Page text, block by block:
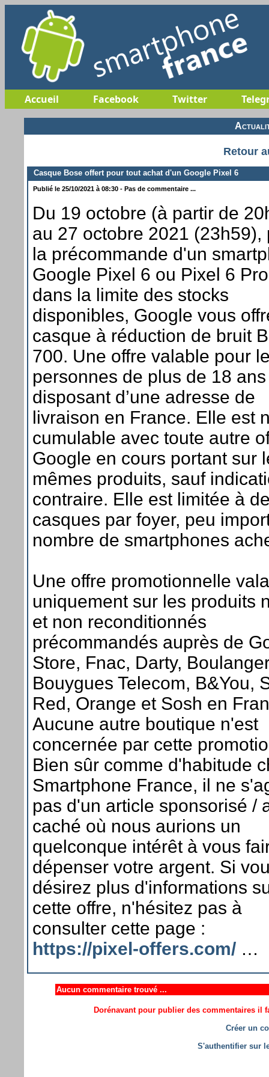
Accueil Facebook Twitter
Retour
Casque Bose offert pour tout achat d'un Google Pixel 6
Publié le 25/10/2021 à 08:30 - Pas de commentaire ...
Du 19 octobre (à partir de
au 27 octobre 2021 (23h59),
la précommande d'un
Google Pixel 6 ou Pixel 6
dans la limite des stocks
disponibles, Google vous
casque à réduction de bruit
700. Une offre valable pour
personnes de plus de 18 ans
disposant d’une adresse de
livraison en France. Elle est
cumulable avec toute autre
Google en cours portant sur
mêmes produits, sauf
contraire. Elle est limitée à
casques par foyer, peu
nombre de smartphones
Une offre promotionnelle
uniquement sur les produits
et non reconditionnés
précommandés auprès de
Store, Fnac, Darty,
Bouygues Telecom, B&You,
Red, Orange et Sosh en
Aucune autre boutique n'est
concernée par cette
Bien sûr comme d'habitude
Smartphone France, il ne
pas d'un article sponsorisé /
caché où nous aurions un
quelconque intérêt à vous
dépenser votre argent. Si
désirez plus d'informations
cette offre, n'hésitez pas à
consulter cette page :
https://pixel-offers.com/ …
Aucun commentaire trouvé ...
Dorénavant pour publier des commentaires il
Créer un
S'authentifier sur